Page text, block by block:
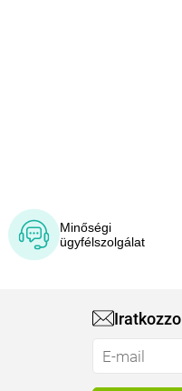
Minőségi
ügyfélszolgálat